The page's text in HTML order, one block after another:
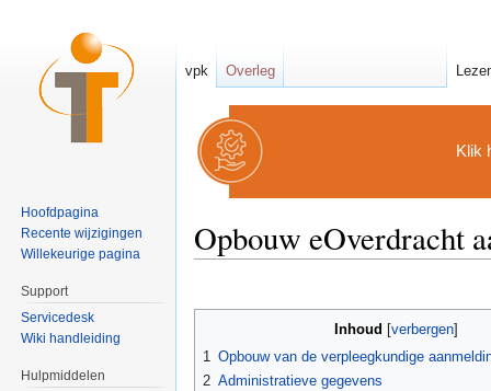
Klik
Opbouw eOverdracht
Inhoud verbergen
1
Opbouw van de verpleegkundige
2 Administratieve gegevens
vpk Overleg
Hoofdpagina
Recente wijzigingen
Willekeurige pagina
Support
Servicedesk
Wiki handleiding
Hulpmiddelen